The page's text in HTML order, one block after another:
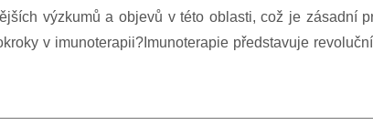
výzkumů a objevů v této oblasti, což je zásadní
v imunoterapii?Imunoterapie představuje